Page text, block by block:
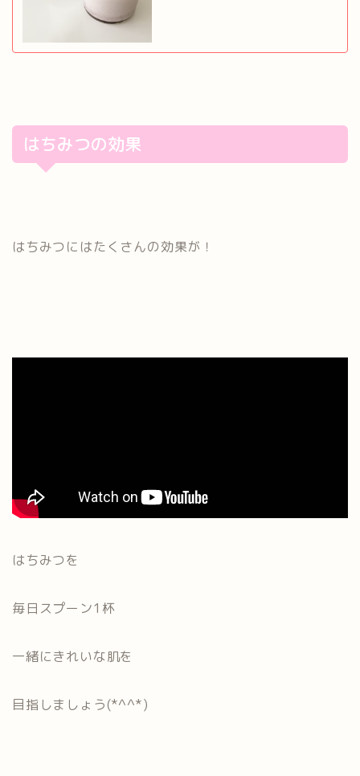
はちみつの効果
はちみつにはたくさんの効果が！
はちみつを
毎日スプーン1杯
一緒にきれいな肌を
目指しましょう(*^^*)